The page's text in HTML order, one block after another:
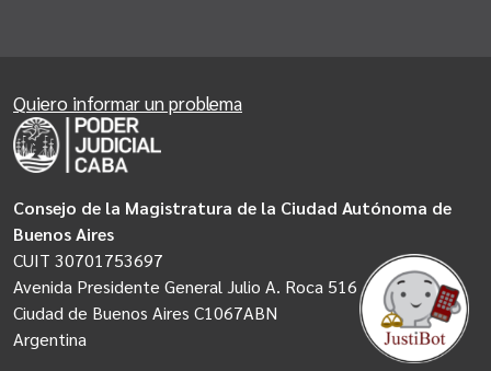
Consejo de la Magistratura de la Ciudad Autónoma de
Buenos Aires
CUIT 30701753697
Avenida Presidente General Julio A. Roca 516
Ciudad de Buenos Aires C1067ABN
Argentina
Quiero informar un problema